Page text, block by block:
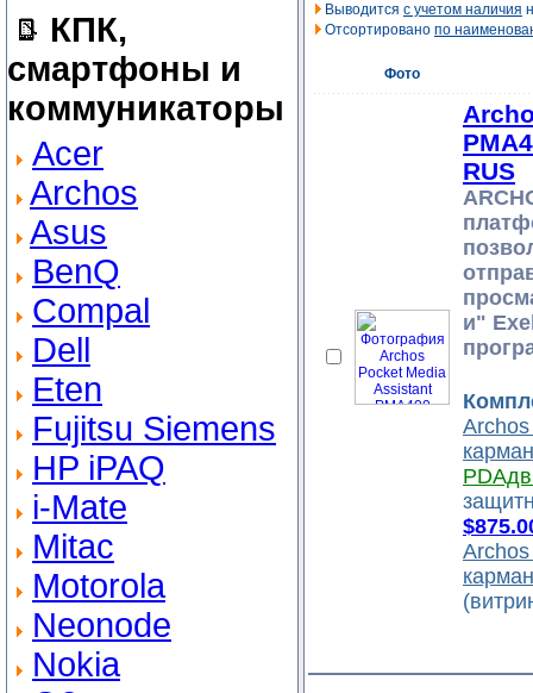
КПК,
смартфоны и
коммуникаторы
Acer
Archos
Asus
BenQ
Compal
Dell
Eten
Fujitsu Siemens
HP iPAQ
i-Mate
Mitac
Motorola
Neonode
Nokia
Выводится с учетом наличия
Отсортировано по
Фото
RUS
и"